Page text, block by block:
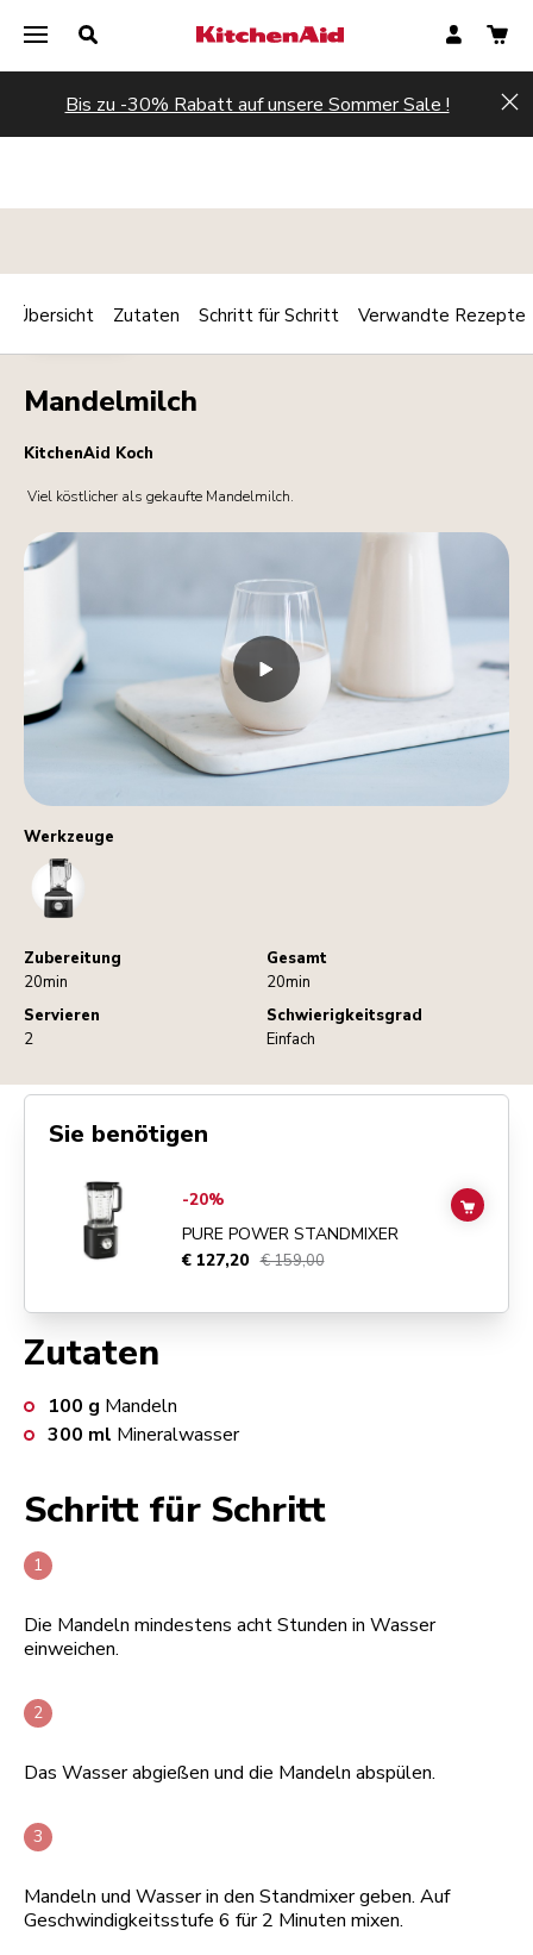
Bis zu -30% Rabatt auf unsere Sommer Sale !
Werkzeuge
Blender
Zubereitung
20min
Gesamt
20min
Servieren
2
Schwierigkeitsgrad
Einfach
GETRÄNKE Print
Share
Mandelmilch
KitchenAid Koch
Viel köstlicher als gekaufte Mandelmilch.
Übersicht Zutaten Schritt für Schritt Verwandte Rezepte
Zutaten
100 g Mandeln
300 ml Mineralwasser
Schritt für Schritt
Die Mandeln mindestens acht Stunden in Wasser
einweichen.
Das Wasser abgießen und die Mandeln abspülen.
Mandeln und Wasser in den Standmixer geben. Auf
Geschwindigkeitsstufe 6 für 2 Minuten mixen.
Sie benötigen
Go toPure Power Standmixer
-20%
PURE POWER STANDMIXER
€ 127,20 € 159,00
ADD